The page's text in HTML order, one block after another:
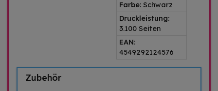
Farbe: Schwarz
Druckleistung:
3.100 Seiten
EAN:
4549292124576
Zubehör